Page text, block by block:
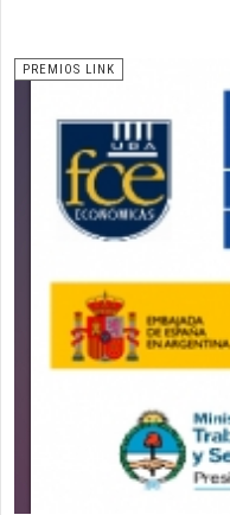
PREMIOS LINK